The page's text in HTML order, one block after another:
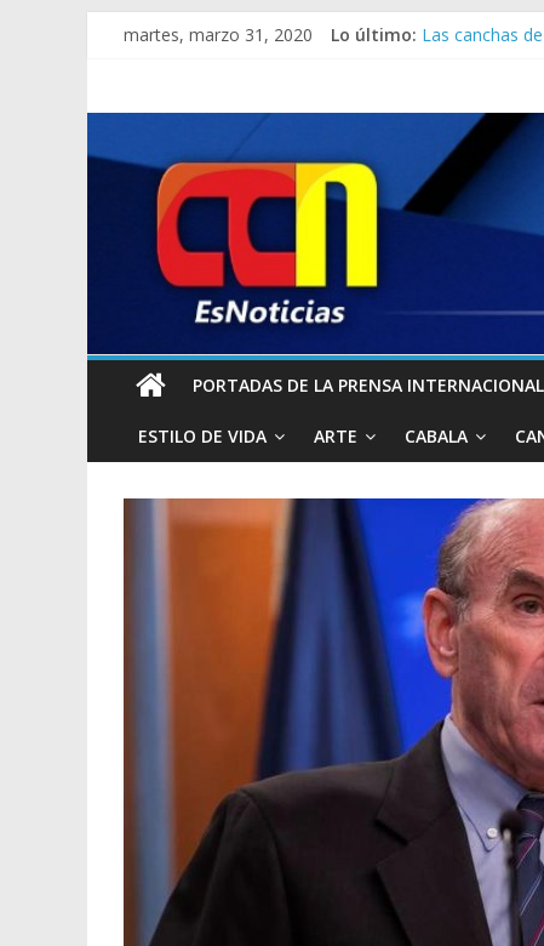
martes, marzo 31, 2020 Lo último: David
Los hackers
Jefe de la
PORTADAS DE LA PRENSA
ESTILO DE VIDA ARTE CABALA